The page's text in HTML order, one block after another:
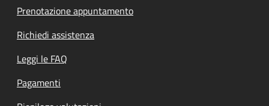
Prenotazione appuntamento
Richiedi assistenza
Leggi le FAQ
Pagamenti